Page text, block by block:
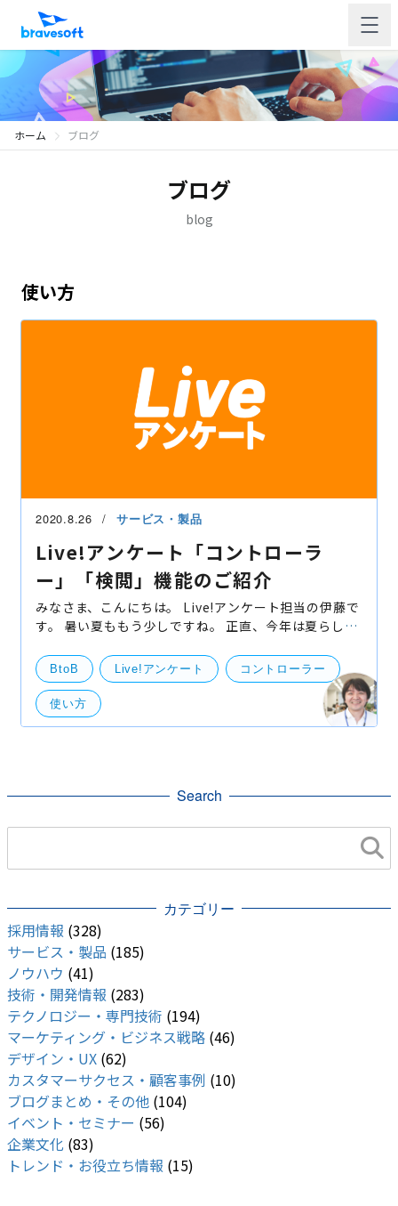
ホーム ブログ
ブログ
blog
使い方
2020.8.26 サービス・製品
Live!アンケート「コントローラ
ー」「検閲」機能のご紹介
みなさま、こんにちは。 Live!アンケート担当の伊藤で
す。 暑い夏ももう少しですね。 正直、今年は夏らしい
です。 さて今回のはLive!アンケートの機能である「
BtoB Live!アンケート コントローラー
使い方
Search
カテゴリー
採用情報 (328)
サービス・製品 (185)
ノウハウ (41)
技術・開発情報 (283)
テクノロジー・専門技術 (194)
マーケティング・ビジネス戦略 (46)
デザイン・UX (62)
カスタマーサクセス・顧客事例 (10)
ブログまとめ・その他 (104)
イベント・セミナー (56)
企業文化 (83)
トレンド・お役立ち情報 (15)